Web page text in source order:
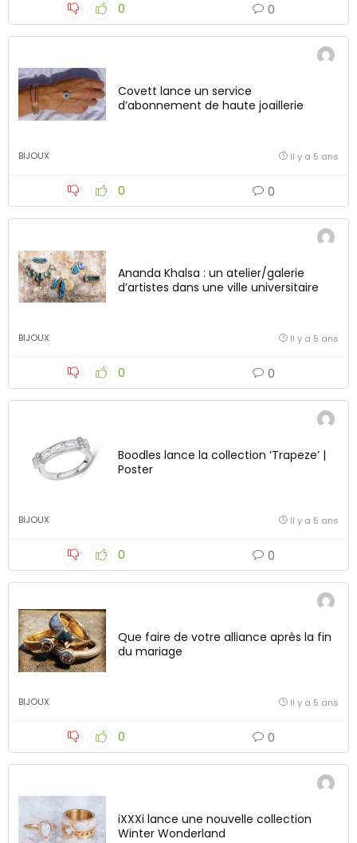
0 0
Covett lance un service
d’abonnement de haute joaillerie
BIJOUX Il y a 5 ans
0 0
Ananda Khalsa : un atelier/galerie
d’artistes dans une ville universitaire
BIJOUX Il y a 5 ans
0 0
Boodles lance la collection ‘Trapeze’ |
Poster
BIJOUX Il y a 5 ans
0 0
Que faire de votre alliance après la fin
du mariage
BIJOUX Il y a 5 ans
0 0
iXXXi lance une nouvelle collection
Winter Wonderland